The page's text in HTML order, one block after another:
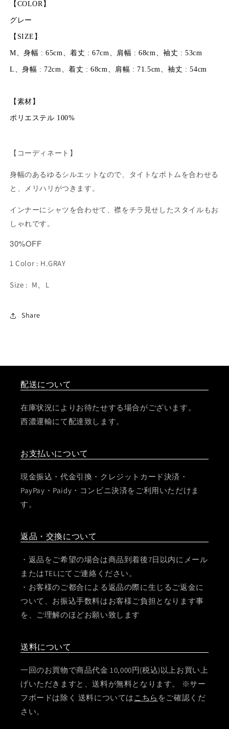
【COLOR】
グレー
【SIZE】
M、身幅 : 65cm、着丈 : 67cm、肩幅 : 68cm、袖丈 : 53cm
L、身幅 : 72cm、着丈 : 68cm、肩幅 : 71.5cm、袖丈 : 54cm
【素材】
ポリエステル 100%
【コーディネート】
身幅のあるゆるシルエットなので、タイトなボトムを合わせる
と、メリハリがつきます。
インナーにシャツを合わせて、襟をチラ見せしたスタイルもお
しゃれです。
30%OFF
1 Color : H.GRAY
Size : M、L
Share
配送について
在庫状況によりお待たせする場合がございます。
西濃運輸にて配達致します。
お支払いについて
現金振込・代金引換・クレジットカード決済・
PayPay・Paidy・コンビニ決済をご利用いただけま
す。
返品・交換について
・返品をご希望の場合は商品到着後7日以内にメール
またはTELにてご連絡ください。
・お客様のご都合による返品の際に生じるご返金に
ついて、お振込手数料はお客様ご負担となります事
を、ご理解のほどお願い致します
送料について
一回のお買物で商品代金 10,000円(税込)以上お買い上
げいただきますと、送料が無料となります。 ※サー
フボードは除く 送料については こちら をご確認くだ
さい。